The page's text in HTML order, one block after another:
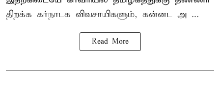
திறக்க கர்நாடக விவசாயிகளும், கன்னட அ ...
Read More